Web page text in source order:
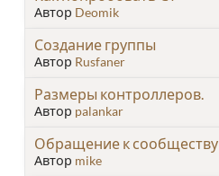
Автор Deomik
Создание группы
Автор Rusfaner
Размеры контроллеров.
Автор palankar
Обращение к сообществу
Автор mike